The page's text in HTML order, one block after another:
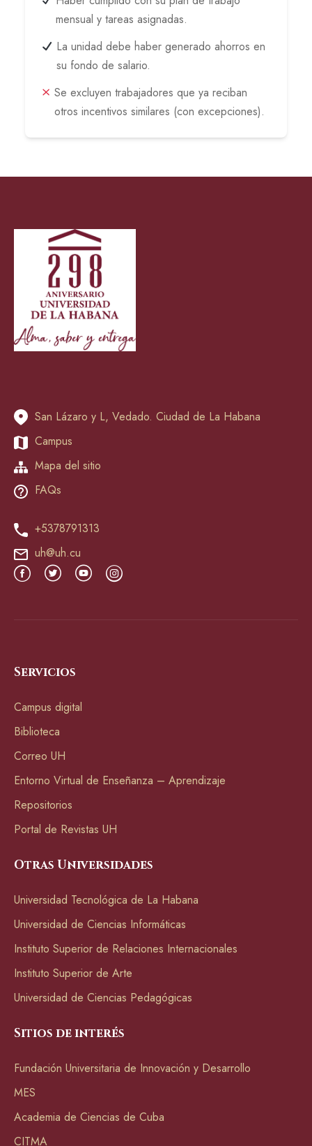
mensual y tareas asignadas.
La unidad debe haber generado ahorros en
su fondo de salario.
Se excluyen trabajadores que ya reciban
otros incentivos similares (con excepciones).
San Lázaro y L, Vedado. Ciudad de La Habana
Campus
Mapa del sitio
FAQs
+5378791313
uh@uh.cu
Servicios
Campus digital
Biblioteca
Correo UH
Entorno Virtual de Enseñanza – Aprendizaje
Repositorios
Portal de Revistas UH
Otras Universidades
Universidad Tecnológica de La Habana
Universidad de Ciencias Informáticas
Instituto Superior de Relaciones Internacionales
Instituto Superior de Arte
Universidad de Ciencias Pedagógicas
Sitios de interés
Fundación Universitaria de Innovación y Desarrollo
MES
Academia de Ciencias de Cuba
CITMA